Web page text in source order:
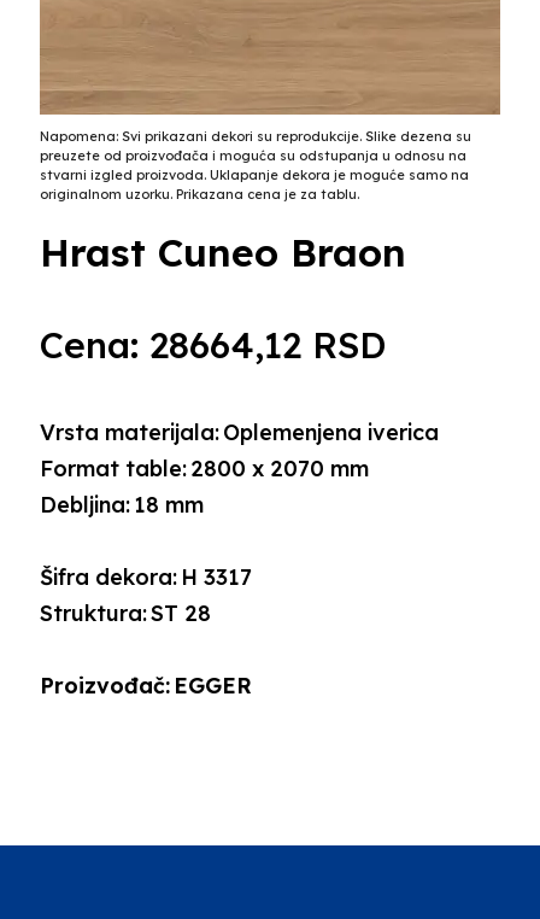
Napomena: Svi prikazani dekori su reprodukcije. Slike dezena su
preuzete od proizvođača i moguća su odstupanja u odnosu na
stvarni izgled proizvoda. Uklapanje dekora je moguće samo na
originalnom uzorku. Prikazana cena je za tablu.
Hrast Cuneo Braon
Cena: 28664,12 RSD
Debljina:18 mm
Format table:2800 x 2070 mm
Šifra dekora: H 3317
Vrsta materijala:Oplemenjena iverica
Struktura:ST 28
Proizvođač: EGGER